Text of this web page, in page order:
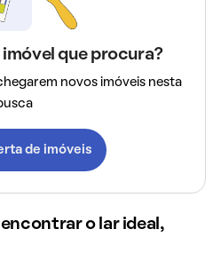
que procura?
novos imóveis nesta
de imóveis
o lar ideal,